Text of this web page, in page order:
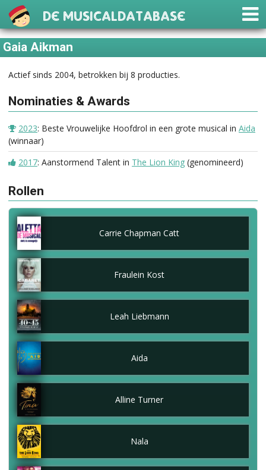
De Musicaldatabase
Gaia Aikman
Actief sinds 2004, betrokken bij 8 producties.
Nominaties & Awards
2023: Beste Vrouwelijke Hoofdrol in een grote musical in Aida
(winnaar)
2017: Aanstormend Talent in The Lion King (genomineerd)
Rollen
Carrie Chapman Catt
Fraulein Kost
Leah Liebmann
Aida
Alline Turner
Nala